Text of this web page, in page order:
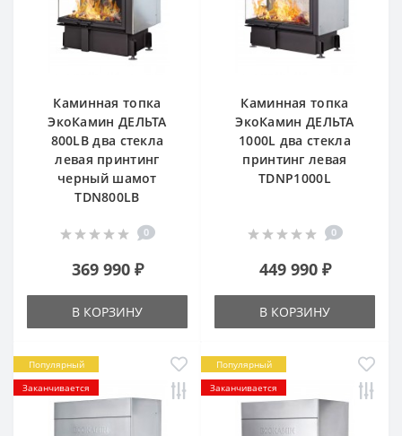
Каминная топка
ЭкоКамин ДЕЛЬТА
800LB два стекла
левая принтинг
черный шамот
TDN800LB
0
369 990 ₽
В КОРЗИНУ
Каминная топка
ЭкоКамин ДЕЛЬТА
1000L два стекла
принтинг левая
TDNP1000L
0
449 990 ₽
В КОРЗИНУ
Популярный
Заканчивается
Популярный
Заканчивается